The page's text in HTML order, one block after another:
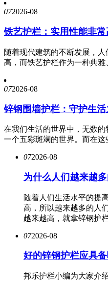
072026-08
铁艺护栏：实用性能非常
随着现代建筑的不断发展，
高，而铁艺护栏作为一种典雅
072026-08
锌钢围墙护栏：守护生
在我们生活的世界中，无数
一个五彩斑斓的世界。而在这
072026-08
为什么人们越来越
随着人们生活水平的提
高，所以越来越多的人
越来越高，就拿锌钢护
072026-08
好的锌钢护栏应具
邦乐护栏小编为大家介